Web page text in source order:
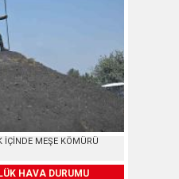
İÇİNDE MEŞE KÖMÜRÜ
HAVA DURUMU